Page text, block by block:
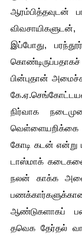
ஆரம்பித்தவுடன்
இப்போது,
பின்புதான்
நிர்வாக
வெள்ளையறிக்கை
கோடி கடன் என்று
டாஸ்மாக்
நலன் காக்க
ஆண்டுகளாகப்
தவெக தேர்தல்